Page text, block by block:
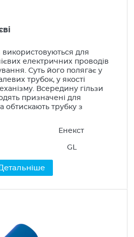
використовуються для
електричних проводів
Суть його полягає у
трубок, у якості
Всередину гільзи
призначені для
обтискають трубку з
Енекст
GL